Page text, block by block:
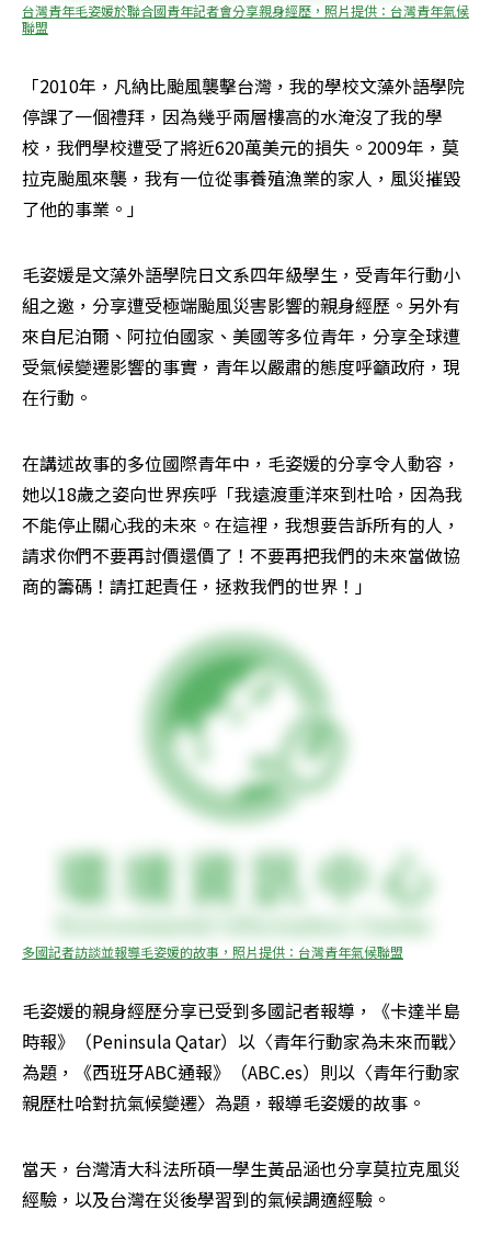
台灣青年毛姿媛於聯合國青年記者會分享親身經歷，照片提供：台灣青年氣候
聯盟
「2010年，凡納比颱風襲擊台灣，我的學校文藻外語學院
停課了一個禮拜，因為幾乎兩層樓高的水淹沒了我的學
校，我們學校遭受了將近620萬美元的損失。2009年，莫
拉克颱風來襲，我有一位從事養殖漁業的家人，風災摧毀
了他的事業。」
毛姿媛是文藻外語學院日文系四年級學生，受青年行動小
組之邀，分享遭受極端颱風災害影響的親身經歷。另外有
來自尼泊爾、阿拉伯國家、美國等多位青年，分享全球遭
受氣候變遷影響的事實，青年以嚴肅的態度呼籲政府，現
在行動。
在講述故事的多位國際青年中，毛姿媛的分享令人動容，
她以18歲之姿向世界疾呼「我遠渡重洋來到杜哈，因為我
不能停止關心我的未來。在這裡，我想要告訴所有的人，
請求你們不要再討價還價了！不要再把我們的未來當做協
商的籌碼！請扛起責任，拯救我們的世界！」
多國記者訪談並報導毛姿媛的故事，照片提供：台灣青年氣候聯盟
毛姿媛的親身經歷分享已受到多國記者報導，《卡達半島
時報》（Peninsula Qatar）以〈青年行動家為未來而戰〉
為題，《西班牙ABC通報》（ABC.es）則以〈青年行動家
親歷杜哈對抗氣候變遷〉為題，報導毛姿媛的故事。
當天，台灣清大科法所碩一學生黃品涵也分享莫拉克風災
經驗，以及台灣在災後學習到的氣候調適經驗。